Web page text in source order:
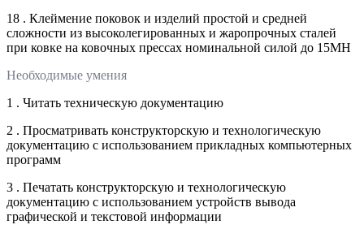
18 . Клеймение поковок и изделий простой и средней
сложности из высоколегированных и жаропрочных сталей
при ковке на ковочных прессах номинальной силой до 15МН
Необходимые умения
1 . Читать техническую документацию
2 . Просматривать конструкторскую и технологическую
документацию с использованием прикладных компьютерных
программ
3 . Печатать конструкторскую и технологическую
документацию с использованием устройств вывода
графической и текстовой информации